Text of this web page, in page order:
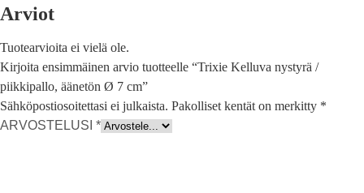
Arviot
Tuotearvioita ei vielä ole.
Kirjoita ensimmäinen arvio tuotteelle “Trixie Kelluva nystyrä /
piikkipallo, äänetön Ø 7 cm”
Sähköpostiosoitettasi ei julkaista. Pakolliset kentät on merkitty *
ARVOSTELUSI *